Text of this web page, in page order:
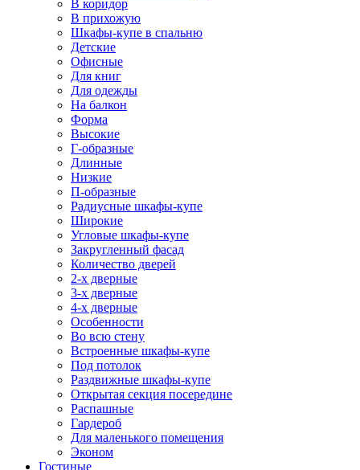
В коридор
В прихожую
Шкафы-купе в спальню
Детские
Офисные
Для книг
Для одежды
На балкон
Форма
Высокие
Г-образные
Длинные
Низкие
П-образные
Радиусные шкафы-купе
Широкие
Угловые шкафы-купе
Закругленный фасад
Количество дверей
2-х дверные
3-х дверные
4-х дверные
Особенности
Во всю стену
Встроенные шкафы-купе
Под потолок
Раздвижные шкафы-купе
Открытая секция посередине
Распашные
Гардероб
Для маленького помещения
Эконом
Гостиные